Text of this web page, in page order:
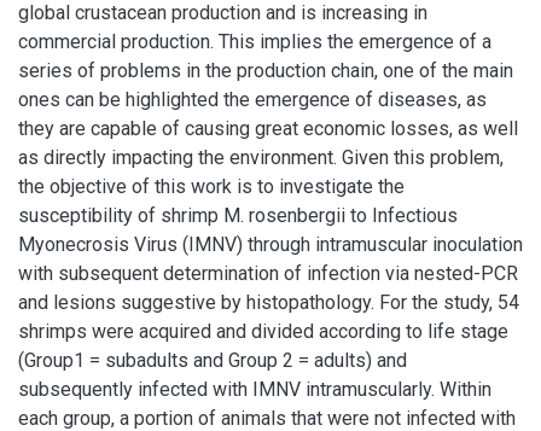
global crustacean production and is increasing in
commercial production. This implies the emergence of a
series of problems in the production chain, one of the main
ones can be highlighted the emergence of diseases, as
they are capable of causing great economic losses, as well
as directly impacting the environment. Given this problem,
the objective of this work is to investigate the
susceptibility of shrimp M. rosenbergii to Infectious
Myonecrosis Virus (IMNV) through intramuscular inoculation
with subsequent determination of infection via nested-PCR
and lesions suggestive by histopathology. For the study, 54
shrimps were acquired and divided according to life stage
(Group1 = subadults and Group 2 = adults) and
subsequently infected with IMNV intramuscularly. Within
each group, a portion of animals that were not infected with